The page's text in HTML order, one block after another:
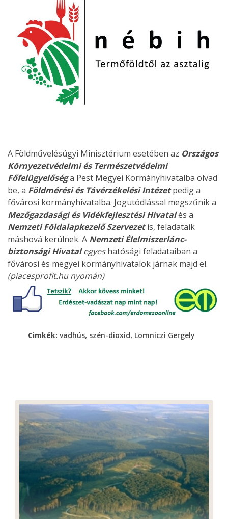
A Földművelésügyi Minisztérium esetében az Országos
Környezetvédelmi és Természetvédelmi
Főfelügyelőséga Pest Megyei Kormányhivatalba olvad
be, a Földmérési és Távérzékelési Intézetpedig a
fővárosi kormányhivatalba. Jogutódlással megszűnik a
Mezőgazdasági és Vidékfejlesztési Hivatalés a
Nemzeti Földalapkezelő Szervezet is, feladataik
máshová kerülnek. A Nemzeti Élelmiszerlánc-
biztonsági Hivatalegyeshatósági feladataiban a
fővárosi és megyei kormányhivatalok járnak majd el.
(piacesprofit.hu nyomán)
Cimkék: vadhús, szén-dioxid, Lomniczi Gergely